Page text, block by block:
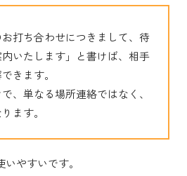
打ち合わせにつきまして、待
いたします」と書けば、相手
きます。
、単なる場所連絡ではなく、
ます。
やすいです。